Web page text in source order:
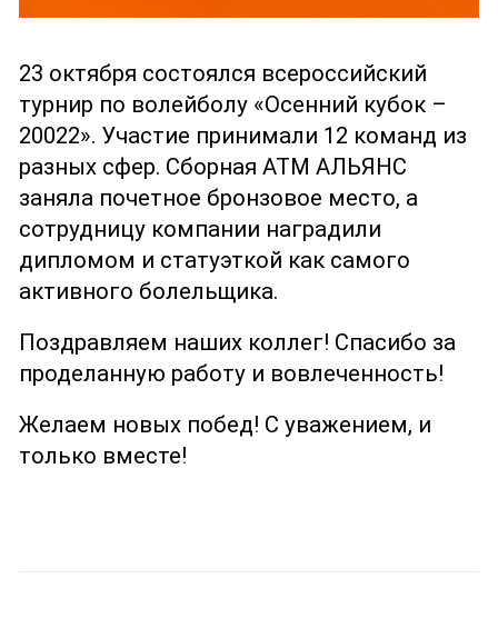
23 октября состоялся всероссийский
турнир по волейболу «Осенний кубок –
20022». Участие принимали 12 команд из
разных сфер. Сборная АТМ АЛЬЯНС
заняла почетное бронзовое место, а
сотрудницу компании наградили
дипломом и статуэткой как самого
активного болельщика.
Поздравляем наших коллег! Спасибо за
проделанную работу и вовлеченность!
Желаем новых побед! С уважением, и
только вместе!